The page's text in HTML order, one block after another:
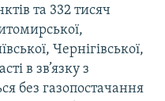
та 332 тисяч
Чернігівської,
в зв’язку з
без газопостачання